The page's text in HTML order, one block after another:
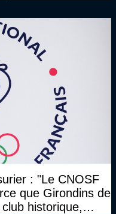
: "Le CNOSF
que Girondins de
historique,